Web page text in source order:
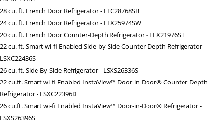
28 cu. ft. French Door Refrigerator - LFC28768SB
24 cu. ft. French Door Refrigerator - LFX25974SW
20 cu. ft. French Door Counter-Depth Refrigerator - LFX21976ST
22 cu. ft. Smart wi-fi Enabled Side-by-Side Counter-Depth Refrigerator -
LSXC22436S
26 cu. ft. Side-By-Side Refrigerator - LSXS26336S
22 cu.ft. Smart wi-fi Enabled InstaView™ Door-in-Door® Counter-Depth
Refrigerator - LSXC22396D
26 cu.ft. Smart wi-fi Enabled InstaView™ Door-in-Door® Refrigerator -
LSXS26396S